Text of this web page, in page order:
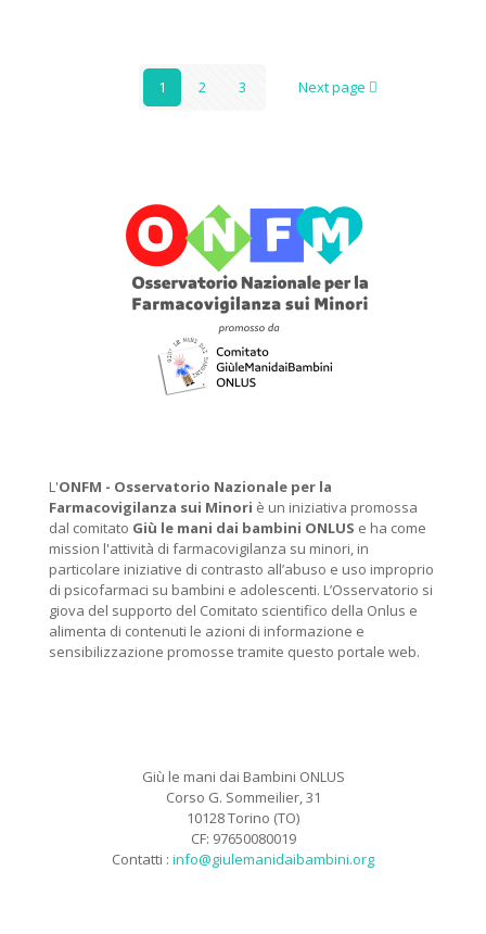
1 2 3 Next page
L'ONFM - Osservatorio Nazionale per la
Farmacovigilanza sui Minori è un iniziativa promossa
dal comitato Giù le mani dai bambini ONLUS e ha come
mission l'attività di farmacovigilanza su minori, in
particolare iniziative di contrasto all’abuso e uso improprio
di psicofarmaci su bambini e adolescenti. L’Osservatorio si
giova del supporto del Comitato scientifico della Onlus e
alimenta di contenuti le azioni di informazione e
sensibilizzazione promosse tramite questo portale web.
Giù le mani dai Bambini ONLUS
Corso G. Sommeilier, 31
10128 Torino (TO)
CF: 97650080019
Contatti : info@giulemanidaibambini.org